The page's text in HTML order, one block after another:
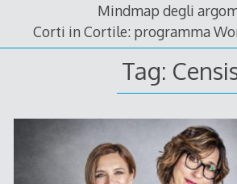
Mindmap degli
Corti in Cortile: programma
Tag: